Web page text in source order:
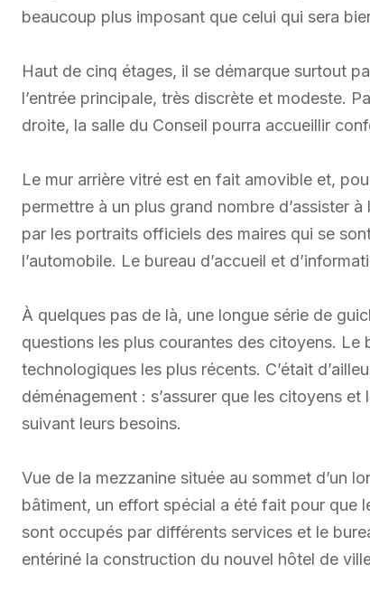
beaucoup plus imposant que celui qui sera
Haut de cinq étages, il se démarque surtout
l’entrée principale, très discrète et modeste.
droite, la salle du Conseil pourra accueillir
Le mur arrière vitré est en fait amovible et,
permettre à un plus grand nombre d’assister
par les portraits officiels des maires qui se
l’automobile. Le bureau d’accueil et
À quelques pas de là, une longue série de
questions les plus courantes des citoyens.
technologiques les plus récents. C’était
déménagement : s’assurer que les citoyens
suivant leurs besoins.
Vue de la mezzanine située au sommet d’un
bâtiment, un effort spécial a été fait pour que
sont occupés par différents services et le
entériné la construction du nouvel hôtel de